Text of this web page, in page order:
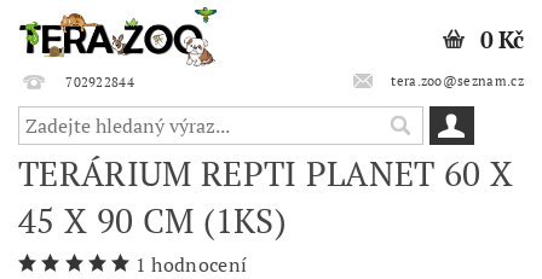
702922844 tera.zoo@seznam.cz
0 Kč
TERÁRIUM REPTI PLANET 60 X
45 X 90 CM (1KS)
1 hodnocení